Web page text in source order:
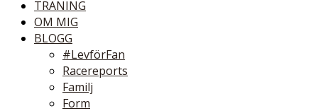
TRÄNING
OM MIG
BLOGG
#LevförFan
Racereports
Familj
Form